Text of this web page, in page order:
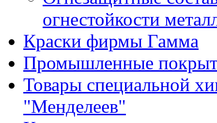
огнестойкости
Краски фирмы Гамма
Промышленные
Товары специальной
"Менделеев"